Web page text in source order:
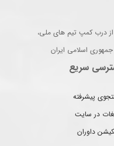
از درب کمپ تیم های ملی،
اسلامی ایران
سریع
پیشرفته
در سایت
داوران